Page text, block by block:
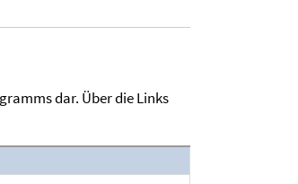
dar. Über die Links